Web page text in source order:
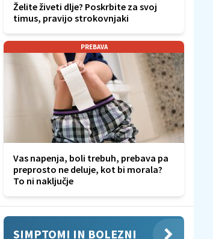
Želite živeti dlje? Poskrbite za svoj
timus, pravijo strokovnjaki
PREBAVA
Vas napenja, boli trebuh, prebava pa
preprosto ne deluje, kot bi morala?
To ni naključje
SIMPTOMI IN BOLEZNI